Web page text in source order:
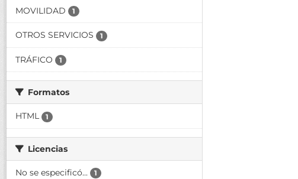
MOVILIDAD 1
OTROS SERVICIOS 1
TRÁFICO 1
Formatos
HTML 1
Licencias
No se especificó... 1